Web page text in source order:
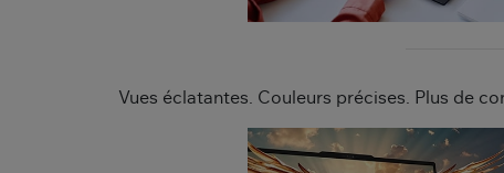
Vues éclatantes. Couleurs précises. Plus de